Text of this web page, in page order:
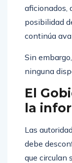
aficionados,
posibilidad
continúa
Sin
ninguna
El
la
Las
debe
que circulan